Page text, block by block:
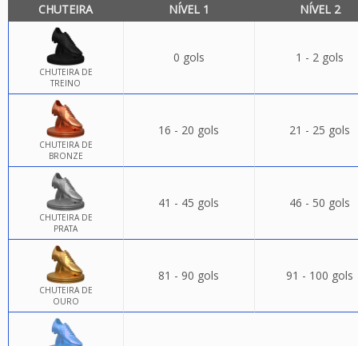
CHUTEIRA NÍVEL 1 NÍVEL 2
CHUTEIRA DE
TREINO
0 gols 1 - 2 gols
CHUTEIRA DE
BRONZE
16 - 20 gols 21 - 25 gols
CHUTEIRA DE
PRATA
41 - 45 gols 46 - 50 gols
CHUTEIRA DE
OURO
81 - 90 gols 91 - 100 gols